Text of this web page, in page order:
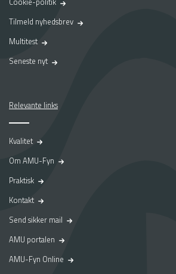
Tilmeld nyhedsbrev
Multitest
Seneste nyt
Relevante links
Kvalitet
Om AMU-Fyn
Praktisk
Kontakt
Send sikker mail
AMU portalen
AMU-Fyn Online